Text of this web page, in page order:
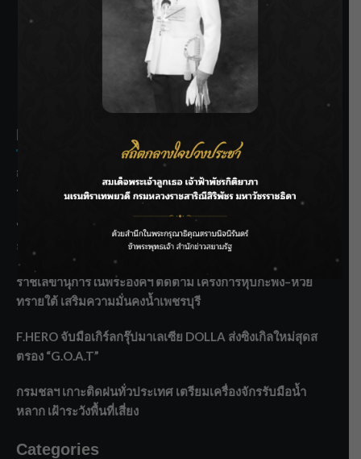
SIAMRATH VARIETY
THE BEST ENTERTAINMENT
Recent Posts
กรมชลฯ รับฟังประชาชน ติดตามแก้ปัญหาโครงการประตู
ระบายน้ำศรีสองรักฯ
‘แมน การิน’ แชร์ความเชื่อชวนคิด! “อยากกินอะไรหลังจาก
ลาโลกนี้ ให้ใส่บาตรสิ่งนั้นไว้ตอนยังมีชีวิต”
ราชเลขานุการในพระองค์ฯ ติดตามโครงการหุบกะพง–ห้วย
ทรายใต้ เสริมความมั่นคงน้ำเพชรบุรี
F.HERO จับมือเกิร์ลกรุ๊ปมาเลเซีย DOLLA ส่งซิงเกิลใหม่สุดส
ตรอง “G.O.A.T”
กรมชลฯ เกาะติดฝนทั่วประเทศ เตรียมเครื่องจักรรับมือน้ำ
หลาก เฝ้าระวังพื้นที่เสี่ยง
Categories